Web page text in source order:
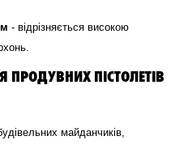
- відрізняється високою
ПІСТОЛЕТІВ
майданчиків,